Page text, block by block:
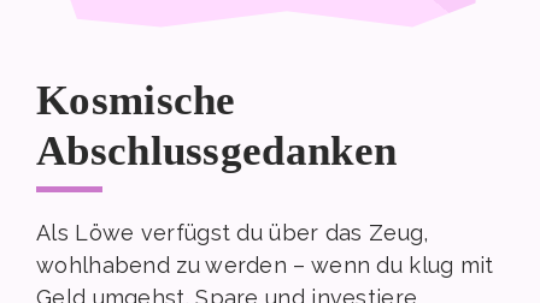
Kosmische
Abschlussgedanken
Als Löwe verfügst du über das Zeug,
wohlhabend zu werden – wenn du klug mit
Geld umgehst. Spare und investiere